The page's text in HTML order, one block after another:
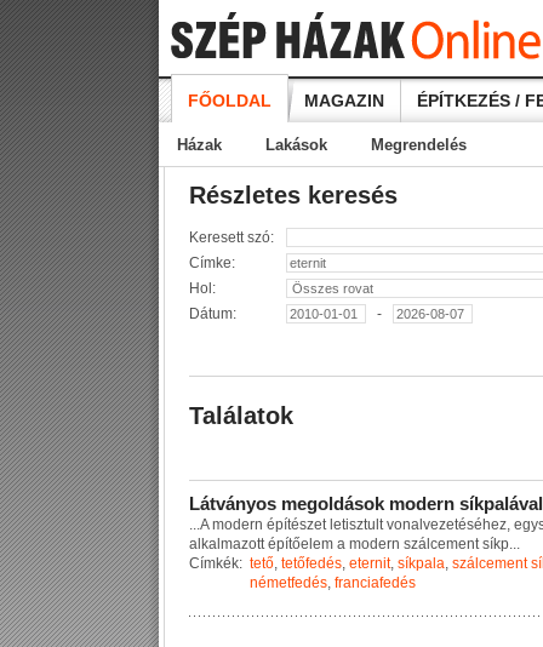
FŐOLDAL MAGAZIN ÉPÍTKEZÉS /
Házak Lakások Megrendelés
Részletes keresés
Keresett szó:
Címke:
Hol:
Dátum:
-
Találatok
Látványos megoldások modern síkpalával
...A modern építészet etisztu t vona vezetésé hez, egy
a ka mazott építőe em a modern szá cement síkp...
Címkék: tető, tetőfedés, eternit, síkpala, szálcement
németfedés, franciafedés